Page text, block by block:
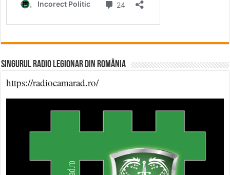
Singurul Radio Legionar din România
https://radiocamarad.ro/